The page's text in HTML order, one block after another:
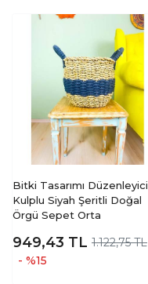
Bitki Tasarımı Düzenleyici
Kulplu Siyah Şeritli Doğal
Örgü Sepet Orta
949,43 TL 1.122,75 TL
- %15